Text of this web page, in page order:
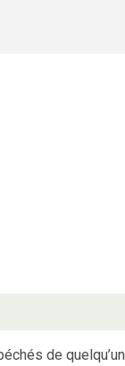
de quelqu’un